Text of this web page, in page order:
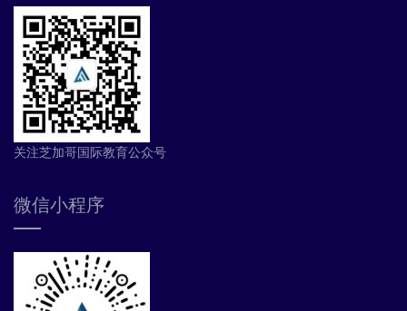
关注芝加哥国际教育公众号
微信小程序